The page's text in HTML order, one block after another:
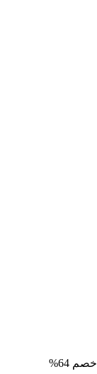
خصم 64%